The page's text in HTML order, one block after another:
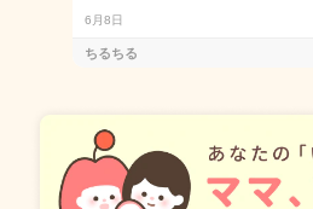
6月8日
ちるちる